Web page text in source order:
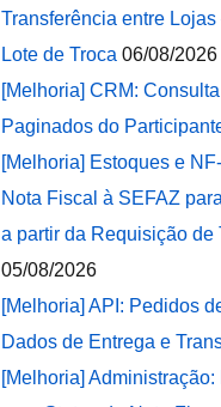
Transferência entre
Lote de Troca 06/08/2026
[Melhoria] CRM:
Paginados do
[Melhoria] Estoques e
Nota Fiscal à SEFAZ
a partir da Requisição de
05/08/2026
[Melhoria] API: Pedidos
Dados de Entrega e
[Melhoria]